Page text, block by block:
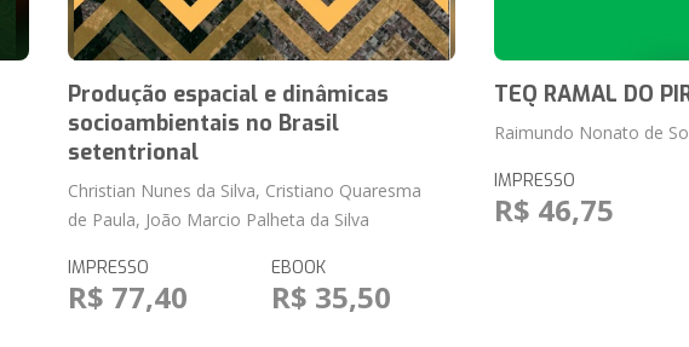
Produção espacial e dinâmicas
socioambientais no Brasil
setentrional
Christian Nunes da Silva, Cristiano Quaresma
de Paula, João Marcio Palheta da Silva
IMPRESSO
R$ 77,40
EBOOK
R$ 35,50
TEQ RAMAL DO
Raimundo Nonato de
IMPRESSO
R$ 46,75